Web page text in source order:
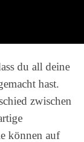
du all deine
hast.
zwischen
können auf